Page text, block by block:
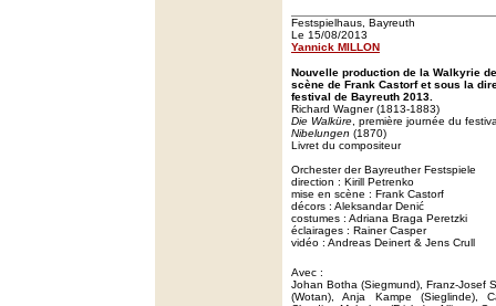
Festspielhaus, Bayreuth
Le 15/08/2013
Yannick MILLON
Nouvelle production de la Walkyrie
scène de Frank Castorf et sous la
festival de Bayreuth 2013.
Richard Wagner (1813-1883)
Die Walküre , première journée du
Nibelungen (1870)
Livret du compositeur
Orchester der Bayreuther Festspiele
direction : Kirill Petrenko
mise en scène : Frank Castorf
décors : Aleksandar Denić
costumes : Adriana Braga Peretzki
éclairages : Rainer Casper
vidéo : Andreas Deinert & Jens Crull
Avec :
Johan Botha (Siegmund), Franz-Josef
(Wotan), Anja Kampe (Sieglinde),